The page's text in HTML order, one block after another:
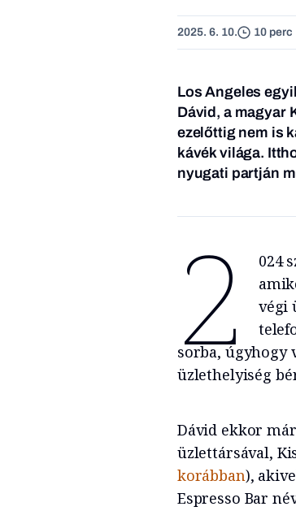
2025. 6. 10. 10 perc
Los Angeles
Dávid, a magyar
ezelőttig nem is
kávék világa.
nyugati partján
2
024
végi
sorba, úgyhogy
üzlethelyiség
Dávid ekkor
üzlettársával,
korábban),
Espresso Bar